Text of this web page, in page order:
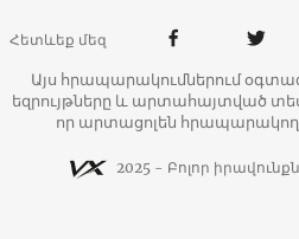
Հետևեք մեզ
Այս հրապարակումներում
եզրույթները և արտահայտված
որ արտացոլեն
2025 - Բոլոր